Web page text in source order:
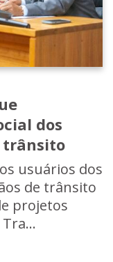
dos
trânsito
usuários dos
de trânsito
projetos